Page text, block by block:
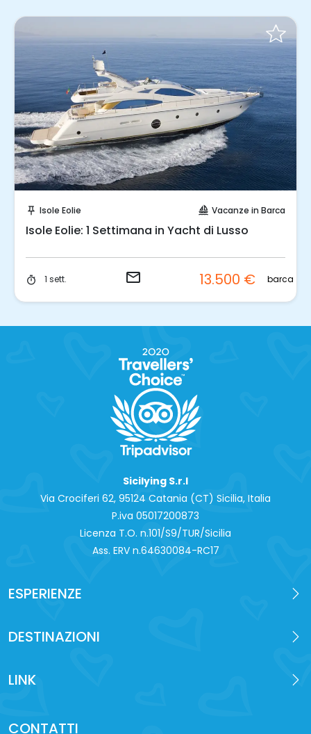
push_pin Isole Eolie sailing Vacanze in Barca
Isole Eolie: 1 Settimana in Yacht di Lusso
timer 1 sett. email 13.500 € barca
Sicilying S.r.l
Via Crociferi 62, 95124 Catania (CT) Sicilia, Italia
P.iva 0‍5017200873
Licenza T.O. n.101/S9/TUR/Sicilia
Ass. ERV n.64630084-RC17
ESPERIENZE
DESTINAZIONI
LINK
CONTATTI